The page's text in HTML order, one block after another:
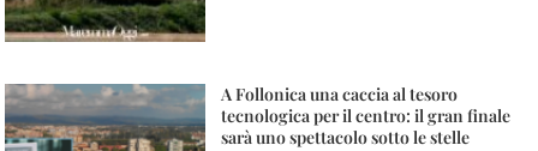
A Follonica una caccia al tesoro
tecnologica per il centro: il gran finale
sarà uno spettacolo sotto le stelle